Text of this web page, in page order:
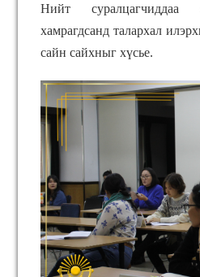
Нийт суралцагчиддаа
хамрагдсанд талархал
сайн сайхныг хүсье.